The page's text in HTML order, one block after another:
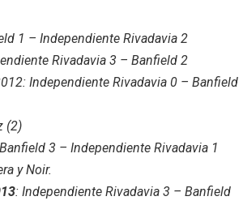
1 – Independiente Rivadavia 2
Rivadavia 3 – Banfield 2
Independiente Rivadavia 0 – Banfield
(2)
3 – Independiente Rivadavia 1
y Noir.
: Independiente Rivadavia 3 – Banfield